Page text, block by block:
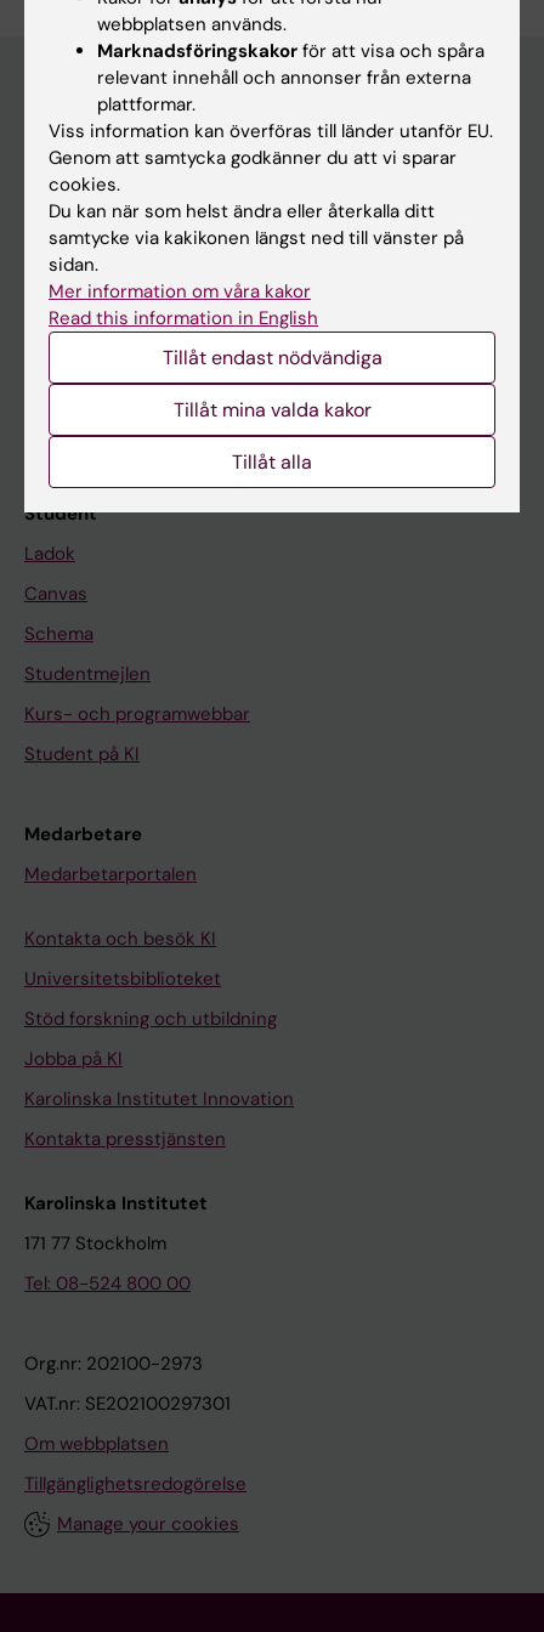
Huvudmeny
Utbildning
Forskarutbildning
Forskning
Om KI
Student
Ladok
Canvas
Schema
Studentmejlen
Kurs- och programwebbar
Student på KI
Medarbetare
Medarbetarportalen
Kontakta och besök KI
Universitetsbiblioteket
Stöd forskning och utbildning
Jobba på KI
Karolinska Institutet Innovation
Kontakta presstjänsten
Karolinska Institutet
171 77 Stockholm
Tel: 08-524 800 00
Org.nr: 202100-2973
VAT.nr: SE202100297301
Om webbplatsen
Tillgänglighetsredogörelse
Manage your cookies
webbplatsen används.
Marknadsföringskakor för att visa och spåra
relevant innehåll och annonser från externa
plattformar.
Viss information kan överföras till länder utanför EU.
Genom att samtycka godkänner du att vi sparar
cookies.
Du kan när som helst ändra eller återkalla ditt
samtycke via kakikonen längst ned till vänster på
sidan.
Mer information om våra kakor
Read this information in English
Tillåt endast nödvändiga
Tillåt mina valda kakor
Tillåt alla